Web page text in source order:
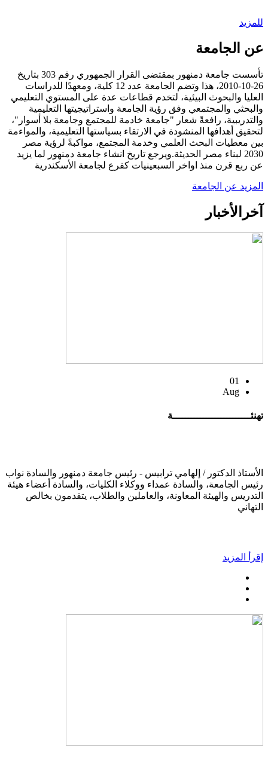
للمزيد
عن الجامعة
تأسست جامعة دمنهور بمقتضى القرار الجمهوري رقم 303 بتاريخ
26-10-2010، هذا وتضم الجامعة عدد 12 كلية، ومعهدًا للدراسات
العليا والبحوث البيئية، لتخدم قطاعات عدة على المستوي التعليمي
والبحثي والمجتمعي وفق رؤية الجامعة واستراتيجيتها التعليمية
والتدريبية، رافعةً شعار "جامعة خادمة للمجتمع وجامعة بلا أسوار"،
لتحقيق أهدافها المنشودة في الارتقاء بسياستها التعليمية، والمواءمة
بين معطيات البحث العلمي وخدمة المجتمع، مواكبةً لرؤية مصر
2030 لبناء مصر الحديثة.ويرجع تاريخ انشاء جامعة دمنهور لما يزيد
عن ربع قرن منذ اواخر السبعينيات كفرع لجامعة الأسكندرية
المزيد عن الجامعة
آخر الأخبار
01
Aug
تهنئــــــــــــــــــــــــــة
الأستاذ الدكتور / إلهامي ترابيس - رئيس جامعة دمنهور والسادة نواب
رئيس الجامعة، والسادة عمداء ووكلاء الكليات، والسادة أعضاء هيئة
التدريس والهيئة المعاونة، والعاملين والطلاب، يتقدمون بخالص
التهاني
إقرأ المزيد